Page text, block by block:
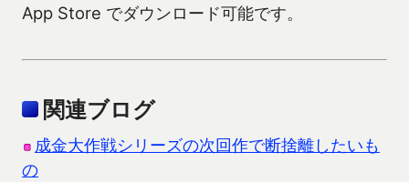
App Store でダウンロード可能です。
関連ブログ
成金大作戦シリーズの次回作で断捨離したいも
の